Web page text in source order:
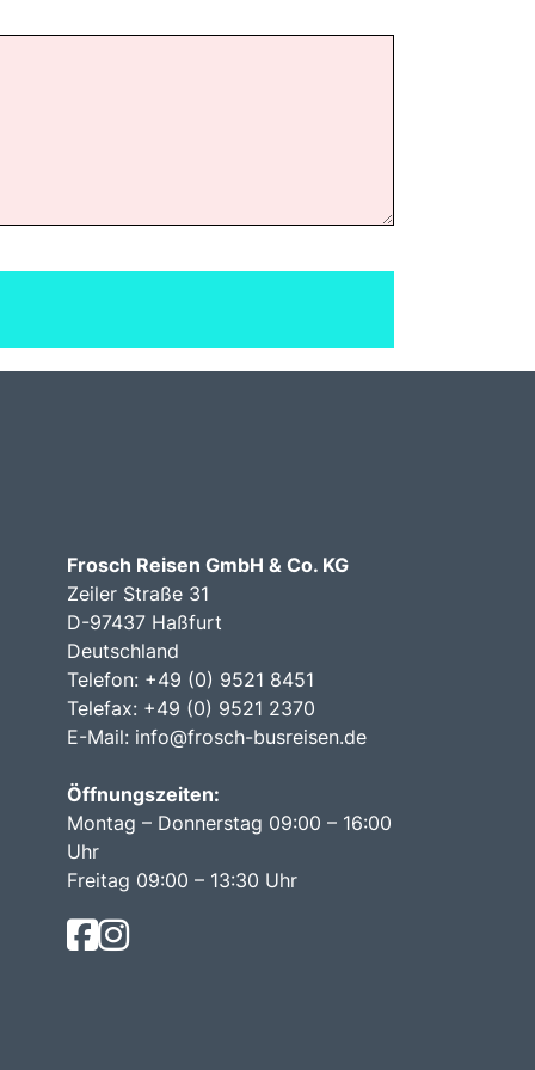
Frosch Reisen GmbH & Co. KG
Zeiler Straße 31
D-97437 Haßfurt
Deutschland
Telefon: +49 (0) 9521 8451
Telefax: +49 (0) 9521 2370
E-Mail: info@frosch-busreisen.de
Öffnungszeiten:
Montag – Donnerstag 09:00 – 16:00
Uhr
Freitag 09:00 – 13:30 Uhr